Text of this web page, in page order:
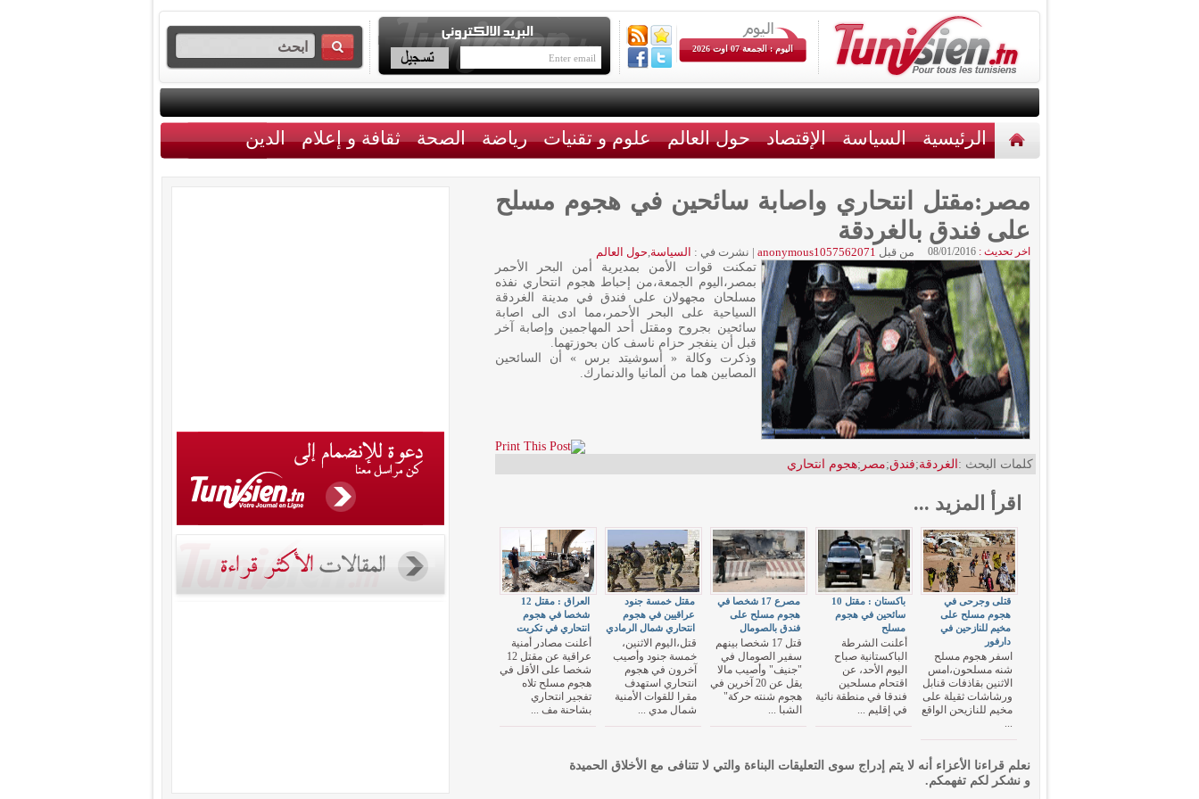
اليوم : الجمعة 07 اوت 2026
الرئيسية السياسة الإقتصاد حول العالم علوم و تقنيات رياضة الصحة ثقافة و إعلام الدين
مصر:مقتل انتحاري واصابة سائحين في هجوم مسلح
على فندق بالغردقة
اخر تحديث : 08/01/2016 من قبل anonymous1057562071
| نشرت في : السياسة,حول العالم
تمكنت قوات الأمن بمديرية أمن البحر الأحمر
بمصر،اليوم الجمعة،من إحباط هجوم انتحاري نفذه
مسلحان مجهولان على فندق في مدينة الغردقة
السياحية على البحر الأحمر،مما ادى الى اصابة
سائحين بجروح ومقتل أحد المهاجمين وإصابة آخر
قبل أن ينفجر حزام ناسف كان بحوزتهما.
وذكرت وكالة « أسوشيتد برس » أن السائحين
المصابين هما من ألمانيا والدنمارك.
كلمات البحث : الغردقة;فندق;مصر ;هجوم انتحاري
اقرأ المزيد ...
العراق : مقتل 12
شخصا في هجوم
انتحاري في تكريت
أعلنت مصادر أمنية
عراقية عن مقتل 12
شخصا على الأقل في
هجوم مسلح تلاه
تفجير انتحاري
بشاحنة مف ...
مقتل خمسة جنود
عراقيين في هجوم
انتحاري شمال الرمادي
قتل،اليوم الاثنين،
خمسة جنود وأصيب
آخرون في هجوم
انتحاري استهدف
مقرا للقوات الأمنية
شمال مدي ...
مصرع 17 شخصا في
هجوم مسلح على
فندق بالصومال
قتل 17 شخصا بينهم
سفير الصومال في
"جنيف" وأصيب مالا
يقل عن 20 آخرين في
هجوم شنته حركة"
الشبا ...
باكستان : مقتل 10
سائحين في هجوم
مسلح
أعلنت الشرطة
الباكستانية صباح
اليوم الأحد، عن
اقتحام مسلحين
فندقا في منطقة نائية
في إقليم ...
قتلى وجرحى في
هجوم مسلح على
مخيم للنازحين في
دارفور
اسفر هجوم مسلح
شنه مسلحون،امس
الاثنين بقاذفات قنابل
ورشاشات ثقيلة على
مخيم للنازيحن الواقع
...
نعلم قراءنا الأعزاء أنه لا يتم إدراج سوى التعليقات البناءة والتي لا تتنافى مع الأخلاق الحميدة
و نشكر لكم تفهمكم.